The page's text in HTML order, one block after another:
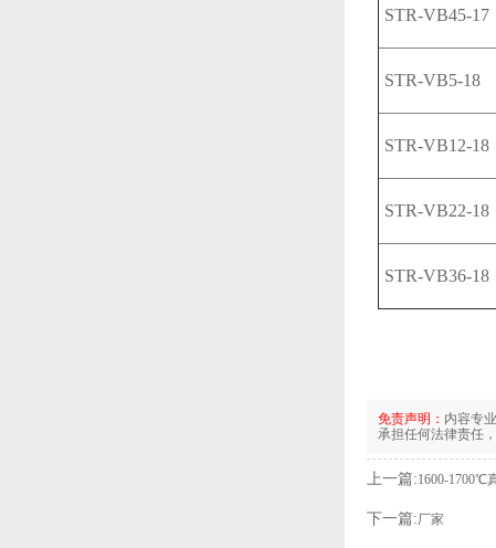
STR-VB45-17
STR-VB5-18
STR-VB12-18
STR-VB22-18
STR-VB36-18
免责声明： 内容专
承担任何法律责任
上一篇:1600-1700℃
下一篇:厂家